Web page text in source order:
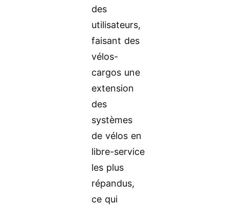
des
utilisateurs,
faisant des
vélos-
cargos une
extension
des
systèmes
de vélos en
libre-service
les plus
répandus,
ce qui